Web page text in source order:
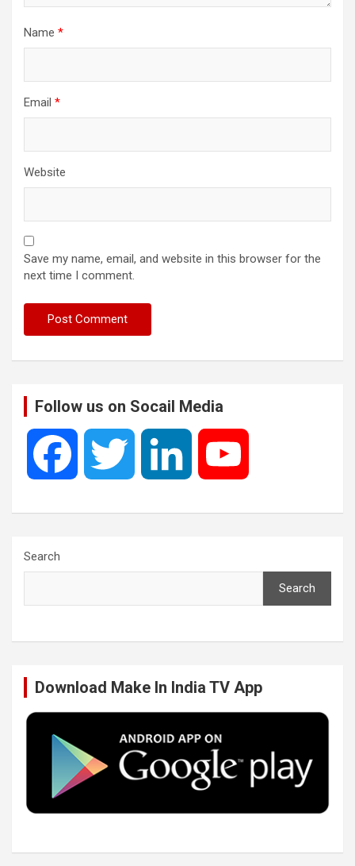
Name *
Email *
Website
Save my name, email, and website in this browser for the
next time I comment.
Follow us on Socail Media
e
o
k
t
r
k
I
n
T
e
Search
Search
Download Make In India TV App